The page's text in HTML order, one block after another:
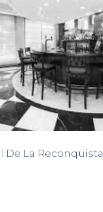
De La Reconquista